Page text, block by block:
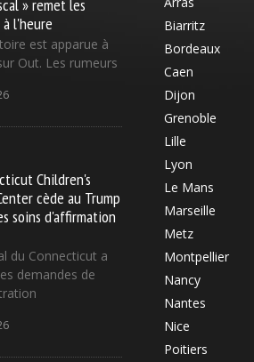
» remet les
l'heure
est apparue à
Out. Les rumeurs
Children's
cède au Trump
soins d'affirmation
du Connecticut a
demandes de
Biarritz
Bordeaux
Caen
Dijon
Grenoble
Lille
Lyon
Le Mans
Marseille
Metz
Montpellier
Nancy
Nantes
Nice
Poitiers